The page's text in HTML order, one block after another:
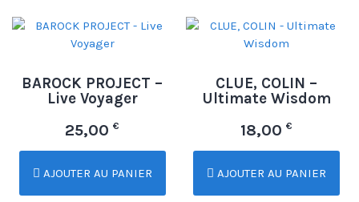
BAROCK PROJECT –
Live Voyager
25,00€
AJOUTER AU PANIER
CLUE, COLIN –
Ultimate Wisdom
18,00€
AJOUTER AU PANIER